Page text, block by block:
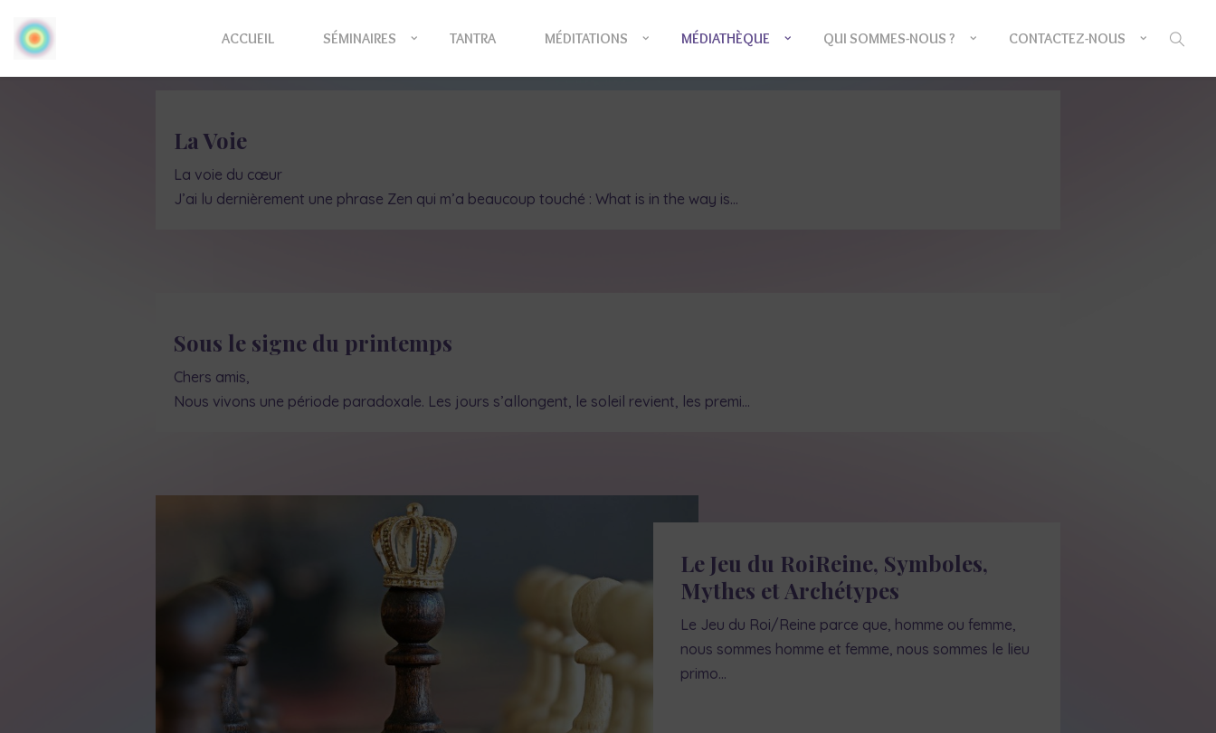
ACCUEIL SÉMINAIRES TANTRA MÉDITATIONS MÉDIATHÈQUE QUI SOMMES-NOUS ? CONTACTEZ-NOUS
La Voie
La voie du cœur
J’ai lu dernièrement une phrase Zen qui m’a beaucoup touché : What is in the way is…
Sous le signe du printemps
Chers amis,
Nous vivons une période paradoxale. Les jours s’allongent, le soleil revient, les premi…
Le Jeu du RoiReine, Symboles,
Mythes et Archétypes
Le Jeu du Roi/Reine parce que, homme ou femme,
nous sommes homme et femme, nous sommes le lieu
primo…